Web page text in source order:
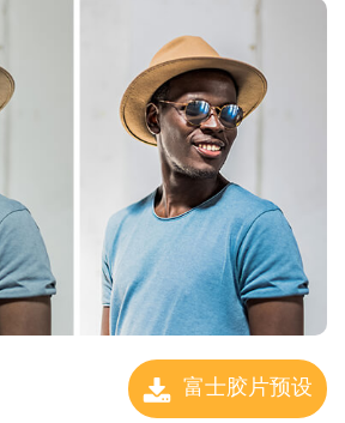
富士胶片预设